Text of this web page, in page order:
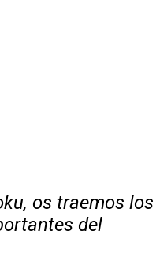
os traemos los
del